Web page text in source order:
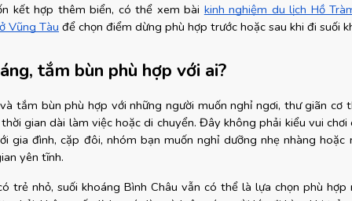
kết hợp thêm biển, có thể xem bài kinh nghiệm du lịch Hồ
Vũng Tàu để chọn điểm dừng phù hợp trước hoặc sau khi đi suối
tắm bùn phù hợp với ai?
tắm bùn phù hợp với những người muốn nghỉ ngơi, thư giãn cơ
gian dài làm việc hoặc di chuyển. Đây không phải kiểu vui chơi
gia đình, cặp đôi, nhóm bạn muốn nghỉ dưỡng nhẹ nhàng hoặc
yên tĩnh.
trẻ nhỏ, suối khoáng Bình Châu vẫn có thể là lựa chọn phù hợp